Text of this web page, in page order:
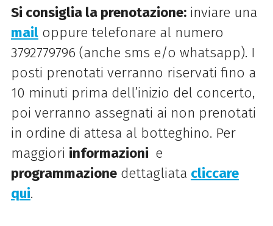
Si consiglia la prenotazione:inviare una
mailoppure telefonare al numero
3792779796 (anche sms e/o whatsapp). I
posti prenotati verranno riservati fino a
10 minuti prima dell’inizio del concerto,
poi verranno assegnati ai non prenotati
in ordine di attesa al botteghino. Per
maggiori informazioni e
programmazionedettagliata cliccare
qui.